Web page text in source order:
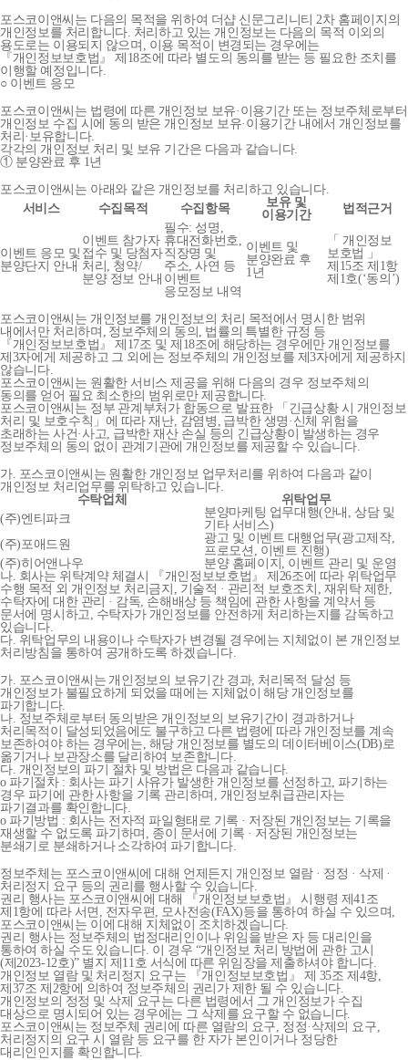
포스코이앤씨는 다음의 목적을 위하여 더샵 신문그리니티 2차 홈페이지의
개인정보를 처리합니다. 처리하고 있는 개인정보는 다음의 목적 이외의
용도로는 이용되지 않으며, 이용 목적이 변경되는 경우에는
『개인정보보호법』 제18조에 따라 별도의 동의를 받는 등 필요한 조치를
이행할 예정입니다.
○ 이벤트 응모
포스코이앤씨는 법령에 따른 개인정보 보유·이용기간 또는 정보주체로부터
개인정보 수집 시에 동의 받은 개인정보 보유·이용기간 내에서 개인정보를
처리·보유합니다.
각각의 개인정보 처리 및 보유 기간은 다음과 같습니다.
① 분양완료 후 1년
포스코이앤씨는 아래와 같은 개인정보를 처리하고 있습니다.
서비스
수집목적 수집항목
보유 및
이용기간
법적근거
이벤트 응모 및
분양단지 안내
이벤트 참가자
접수 및 당첨자
처리, 청약/
분양 정보 안내
필수: 성명,
휴대전화번호,
직장명 및
주소, 사연 등
이벤트
응모정보 내역
이벤트 및
분양완료 후
1년
「 개인정보
보호법 」
제15조 제1항
제1호(‘동의’)
포스코이앤씨는 개인정보를 개인정보의 처리 목적에서 명시한 범위
내에서만 처리하며, 정보주체의 동의, 법률의 특별한 규정 등
『개인정보보호법』 제17조 및 제18조에 해당하는 경우에만 개인정보를
제3자에게 제공하고 그 외에는 정보주체의 개인정보를 제3자에게 제공하지
않습니다.
포스코이앤씨는 원활한 서비스 제공을 위해 다음의 경우 정보주체의
동의를 얻어 필요 최소한의 범위로만 제공합니다.
포스코이앤씨는 정부 관계부처가 합동으로 발표한 「긴급상황 시 개인정보
처리 및 보호수칙」에 따라 재난, 감염병, 급박한 생명·신체 위험을
초래하는 사건·사고, 급박한 재산 손실 등의 긴급상황이 발생하는 경우
정보주체의 동의 없이 관계기관에 개인정보를 제공할 수 있습니다.
가. 포스코이앤씨는 원활한 개인정보 업무처리를 위하여 다음과 같이
개인정보 처리업무를 위탁하고 있습니다.
수탁업체
위탁업무
(주)엔티파크
분양마케팅 업무대행(안내, 상담 및
기타 서비스)
(주)포애드원
광고 및 이벤트 대행업무(광고제작,
프로모션, 이벤트 진행)
(주)히어앤나우
분양 홈페이지, 이벤트 관리 및 운영
나. 회사는 위탁계약 체결시 『개인정보보호법』 제26조에 따라 위탁업무
수행 목적 외 개인정보 처리금지, 기술적 · 관리적 보호조치, 재위탁 제한,
수탁자에 대한 관리 · 감독, 손해배상 등 책임에 관한 사항을 계약서 등
문서에 명시하고, 수탁자가 개인정보를 안전하게 처리하는지를 감독하고
있습니다.
다. 위탁업무의 내용이나 수탁자가 변경될 경우에는 지체없이 본 개인정보
처리방침을 통하여 공개하도록 하겠습니다.
가. 포스코이앤씨는 개인정보의 보유기간 경과, 처리목적 달성 등
개인정보가 불필요하게 되었을 때에는 지체없이 해당 개인정보를
파기합니다.
나. 정보주체로부터 동의받은 개인정보의 보유기간이 경과하거나
처리목적이 달성되었음에도 불구하고 다른 법령에 따라 개인정보를 계속
보존하여야 하는 경우에는, 해당 개인정보를 별도의 데이터베이스(DB)로
옮기거나 보관장소를 달리하여 보존합니다.
다. 개인정보의 파기 절차 및 방법은 다음과 같습니다.
o 파기절차 : 회사는 파기 사유가 발생한 개인정보를 선정하고, 파기하는
경우 파기에 관한 사항을 기록 관리하며, 개인정보취급관리자는
파기결과를 확인합니다.
o 파기방법 : 회사는 전자적 파일형태로 기록 · 저장된 개인정보는 기록을
재생할 수 없도록 파기하며, 종이 문서에 기록 · 저장된 개인정보는
분쇄기로 분쇄하거나 소각하여 파기합니다.
정보주체는 포스코이앤씨에 대해 언제든지 개인정보 열람 · 정정 · 삭제 ·
처리정지 요구 등의 권리를 행사할 수 있습니다.
권리 행사는 포스코이앤씨에 대해 『개인정보보호법』 시행령 제41조
제1항에 따라 서면, 전자우편, 모사전송(FAX)등을 통하여 하실 수 있으며,
포스코이앤씨는 이에 대해 지체없이 조치하겠습니다.
권리 행사는 정보주체의 법정대리인이나 위임을 받은 자 등 대리인을
통하여 하실 수도 있습니다. 이 경우 “개인정보 처리 방법에 관한 고시
(제2023-12호)” 별지 제11호 서식에 따른 위임장을 제출하셔야 합니다.
개인정보 열람 및 처리정지 요구는 『개인정보보호법』 제 35조 제4항,
제37조 제2항에 의하여 정보주체의 권리가 제한 될 수 있습니다.
개인정보의 정정 및 삭제 요구는 다른 법령에서 그 개인정보가 수집
대상으로 명시되어 있는 경우에는 그 삭제를 요구할 수 없습니다.
포스코이앤씨는 정보주체 권리에 따른 열람의 요구, 정정·삭제의 요구,
처리정지의 요구 시 열람 등 요구를 한 자가 본인이거나 정당한
대리인인지를 확인합니다.